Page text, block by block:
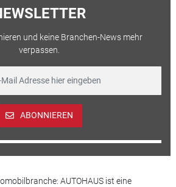
und keine Branchen-News mehr
verpassen.
ABONNIEREN
AUTOHAUS ist eine